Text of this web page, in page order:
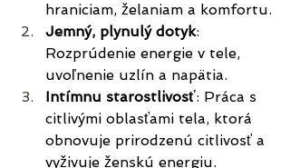
hraniciam, želaniam a komfortu.
Jemný, plynulý dotyk:
Rozprúdenie energie v tele,
uvoľnenie uzlín a napätia.
Intímnu starostlivosť: Práca s
citlivými oblasťami tela, ktorá
obnovuje prirodzenú citlivosť a
vyživuje ženskú energiu.